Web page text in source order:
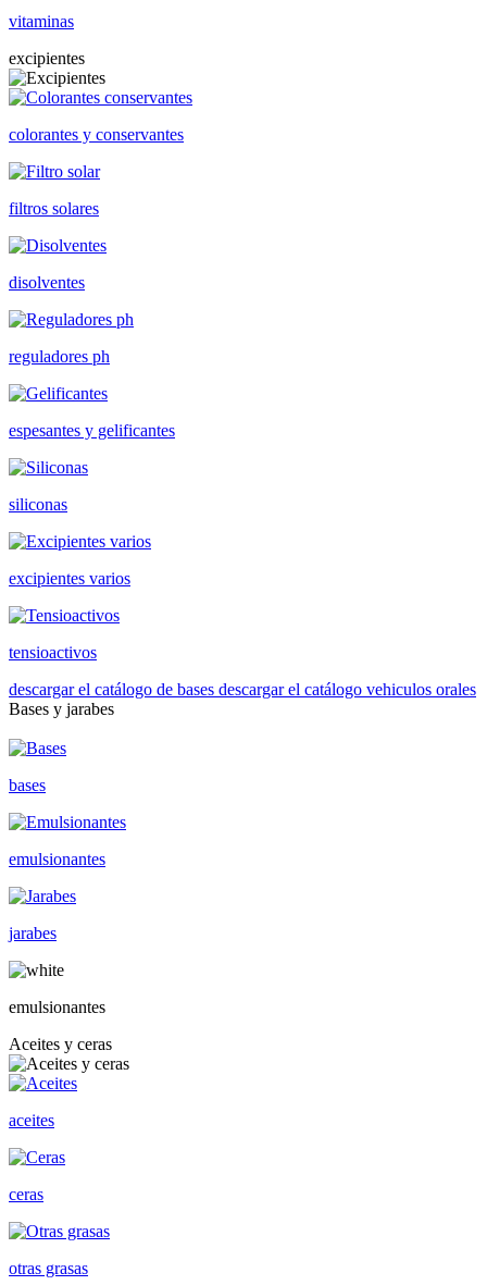
vitaminas
excipientes
colorantes y conservantes
filtros solares
disolventes
reguladores ph
espesantes y gelificantes
siliconas
excipientes varios
tensioactivos
descargar el catálogo de bases descargar el catálogo vehiculos orales
Bases y jarabes
bases
emulsionantes
jarabes
emulsionantes
Aceites y ceras
aceites
ceras
otras grasas